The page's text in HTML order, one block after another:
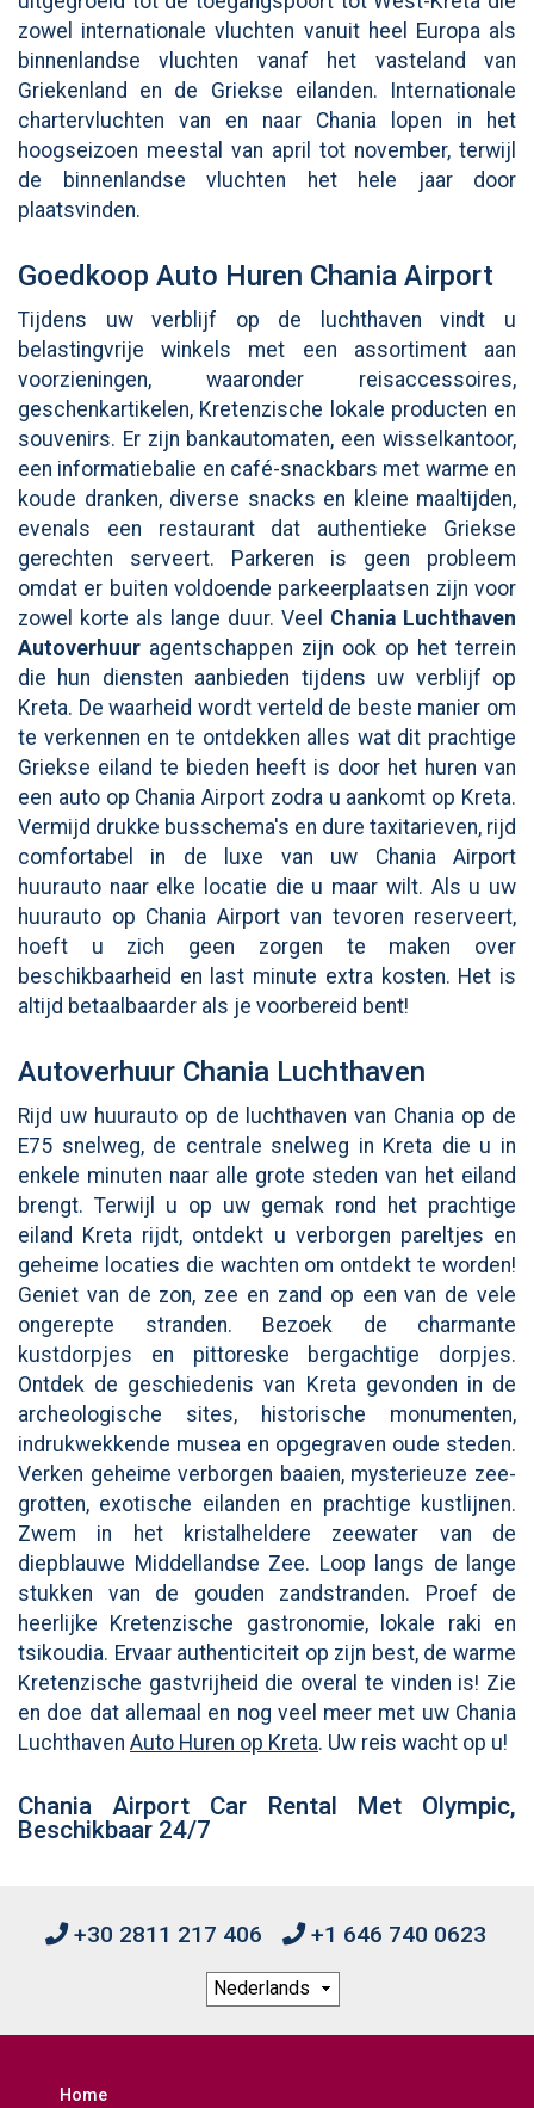
zowel internationale vluchten vanuit heel Europa als
binnenlandse vluchten vanaf het vasteland van
Griekenland en de Griekse eilanden. Internationale
chartervluchten van en naar Chania lopen in het
hoogseizoen meestal van april tot november, terwijl
de binnenlandse vluchten het hele jaar door
plaatsvinden.
Goedkoop Auto Huren Chania Airport
Tijdens uw verblijf op de luchthaven vindt u
belastingvrije winkels met een assortiment aan
voorzieningen, waaronder reisaccessoires,
geschenkartikelen, Kretenzische lokale producten en
souvenirs. Er zijn bankautomaten, een wisselkantoor,
een informatiebalie en café-snackbars met warme en
koude dranken, diverse snacks en kleine maaltijden,
evenals een restaurant dat authentieke Griekse
gerechten serveert. Parkeren is geen probleem
omdat er buiten voldoende parkeerplaatsen zijn voor
zowel korte als lange duur. Veel Chania Luchthaven
Autoverhuur agentschappen zijn ook op het terrein
die hun diensten aanbieden tijdens uw verblijf op
Kreta. De waarheid wordt verteld de beste manier om
te verkennen en te ontdekken alles wat dit prachtige
Griekse eiland te bieden heeft is door het huren van
een auto op Chania Airport zodra u aankomt op Kreta.
Vermijd drukke busschema's en dure taxitarieven, rijd
comfortabel in de luxe van uw Chania Airport
huurauto naar elke locatie die u maar wilt. Als u uw
huurauto op Chania Airport van tevoren reserveert,
hoeft u zich geen zorgen te maken over
beschikbaarheid en last minute extra kosten. Het is
altijd betaalbaarder als je voorbereid bent!
Autoverhuur Chania Luchthaven
Rijd uw huurauto op de luchthaven van Chania op de
E75 snelweg, de centrale snelweg in Kreta die u in
enkele minuten naar alle grote steden van het eiland
brengt. Terwijl u op uw gemak rond het prachtige
eiland Kreta rijdt, ontdekt u verborgen pareltjes en
geheime locaties die wachten om ontdekt te worden!
Geniet van de zon, zee en zand op een van de vele
ongerepte stranden. Bezoek de charmante
kustdorpjes en pittoreske bergachtige dorpjes.
Ontdek de geschiedenis van Kreta gevonden in de
archeologische sites, historische monumenten,
indrukwekkende musea en opgegraven oude steden.
Verken geheime verborgen baaien, mysterieuze zee-
grotten, exotische eilanden en prachtige kustlijnen.
Zwem in het kristalheldere zeewater van de
diepblauwe Middellandse Zee. Loop langs de lange
stukken van de gouden zandstranden. Proef de
heerlijke Kretenzische gastronomie, lokale raki en
tsikoudia. Ervaar authenticiteit op zijn best, de warme
Kretenzische gastvrijheid die overal te vinden is! Zie
en doe dat allemaal en nog veel meer met uw Chania
Luchthaven Auto Huren op Kreta. Uw reis wacht op u!
Chania Airport Car Rental Met Olympic,
Beschikbaar 24/7
+30 2811 217 406 +1 646 740 0623
Home